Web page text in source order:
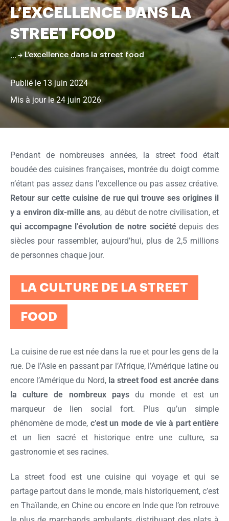
pâtisserie
L’EXCELLENCE DANS LA
STREET FOOD
L’excellence dans la street food
Publié le 13 juin 2024
Mis à jour le 24 juin 2026
Faire
défiler
page
Pendant de nombreuses années, la street food était
boudée des cuisines françaises, montrée du doigt comme
n’étant pas assez dans l’excellence ou pas assez créative.
Retour sur cette cuisine de rue qui trouve ses origines il
y a environ dix-mille ans, au début de notre civilisation, et
qui accompagne l’évolution de notre sociétédepuis des
siècles pour rassembler, aujourd’hui, plus de 2,5 millions
de personnes chaque jour.
LA CULTURE DE LA STREET
FOOD
La cuisine de rue est née dans la rue et pour les gens de la
rue. De l’Asie en passant par l’Afrique, l’Amérique latine ou
encore l’Amérique du Nord, la street food est ancrée dans
la culture de nombreux paysdu monde et est un
marqueur de lien social fort. Plus qu’un simple
phénomène de mode, c’est un mode de vie à part entière
et un lien sacré et historique entre une culture, sa
gastronomie et ses racines.
La street food est une cuisine qui voyage et qui se
partage partout dans le monde, mais historiquement, c’est
en Thaïlande, en Chine ou encore en Inde que l’on retrouve